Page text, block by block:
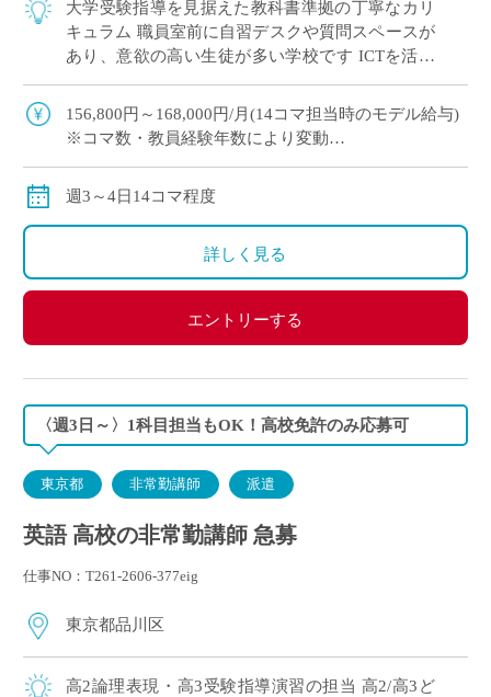
大学受験指導を見据えた教科書準拠の丁寧なカリ
キュラム 職員室前に自習デスクや質問スペースが
あり、意欲の高い生徒が多い学校です ICTを活用
る先生を募集します
156,800円～168,000円/月(14コマ担当時のモデル給与)
※コマ数・教員経験年数により変動
週3～4日14コマ程度
詳しく見る
エントリーする
〈週3日～〉1科目担当もOK！高校免許のみ応募可
東京都 非常勤講師 派遣
英語 高校の非常勤講師 急募
仕事NO：T261-2606-377eig
東京都品川区
高2論理表現・高3受験指導演習の担当 高2/高3ど